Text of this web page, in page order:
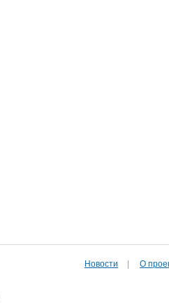
Новости О